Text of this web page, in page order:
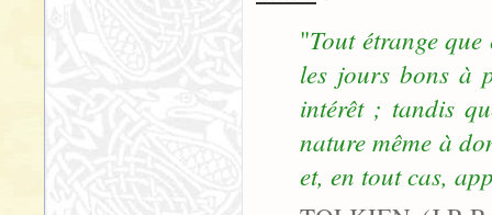
"Tout étrange
les jours bons à
intérêt ; tandis
nature même à
et, en tout cas,